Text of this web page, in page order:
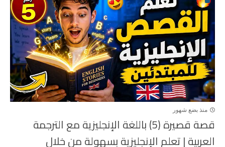
منذ بضع شهور
قصة قصيرة (5) باللغة الإنجليزية مع الترجمة
العربية | تعلم الإنجليزية بسهولة من خلال